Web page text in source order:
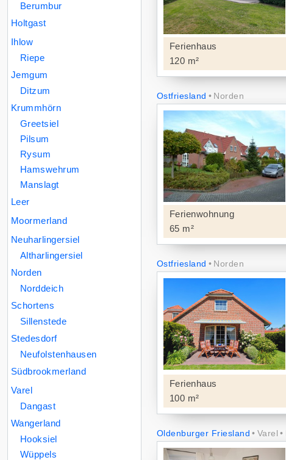
Berumbur
Holtgast
Ihlow
Riepe
Jemgum
Ditzum
Krummhörn
Greetsiel
Pilsum
Rysum
Hamswehrum
Manslagt
Leer
Moormerland
Neuharlingersiel
Altharlingersiel
Norden
Norddeich
Schortens
Sillenstede
Stedesdorf
Neufolstenhausen
Südbrookmerland
Varel
Dangast
Wangerland
Hooksiel
Wüppels
Ferienhaus
120 m²
Ostfriesland Norden
Ferienwohnung
65 m²
Ostfriesland Norden
Ferienhaus
100 m²
Oldenburger Friesland Varel